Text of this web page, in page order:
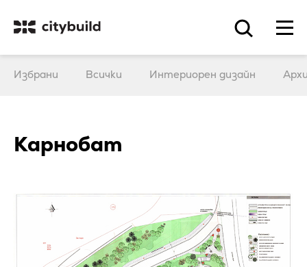
Избрани Всички Интериорен дизайн
Карнобат